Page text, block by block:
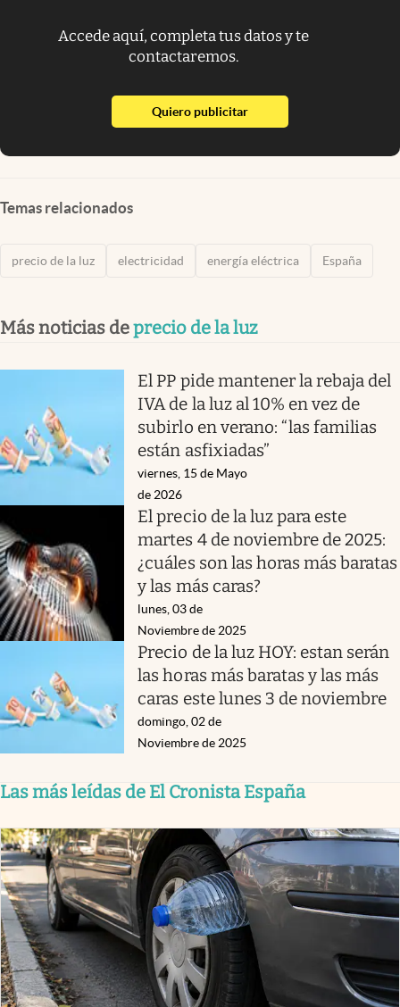
Accede aquí, completa tus datos y te
contactaremos.
Quiero publicitarabre en nueva pestaña
Temas relacionados
precio de la luz electricidad energía eléctrica España
Más noticias deprecio de la luz
El PP pide mantener la rebaja del
IVA de la luz al 10% en vez de
subirlo en verano: “las familias
están asfixiadas”
viernes, 15 de Mayo
de 2026
El precio de la luz para este
martes 4 de noviembre de 2025:
¿cuáles son las horas más baratas
y las más caras?
lunes, 03 de
Noviembre de 2025
Precio de la luz HOY: estan serán
las horas más baratas y las más
caras este lunes 3 de noviembre
domingo, 02 de
Noviembre de 2025
Las más leídas de El Cronista España